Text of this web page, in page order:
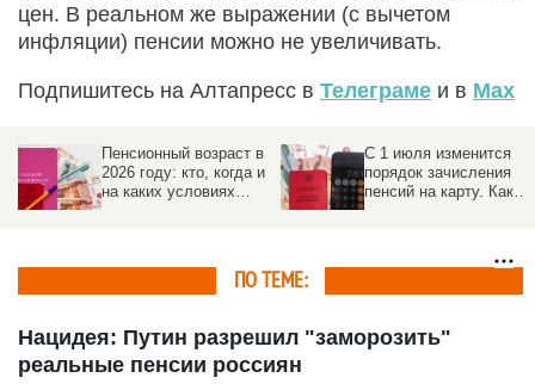
цен. В реальном же выражении (с вычетом
инфляции) пенсии можно не увеличивать.
Подпишитесь на Алтапресс в Телеграме и в Max
Пенсионный возраст в
2026 году: кто, когда и
на каких условиях
С 1 июля изменится
порядок зачисления
пенсий на карту. Как
ПО ТЕМЕ:
Нацидея: Путин разрешил "заморозить"
реальные пенсии россиян